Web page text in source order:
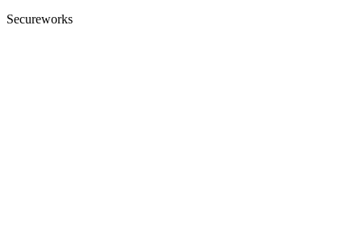
Secureworks